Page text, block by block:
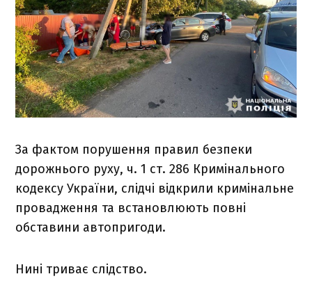
За фактом порушення правил безпеки
дорожнього руху, ч. 1 ст. 286 Кримінального
кодексу України, слідчі відкрили кримінальне
провадження та встановлюють повні
обставини автопригоди.
Нині триває слідство.